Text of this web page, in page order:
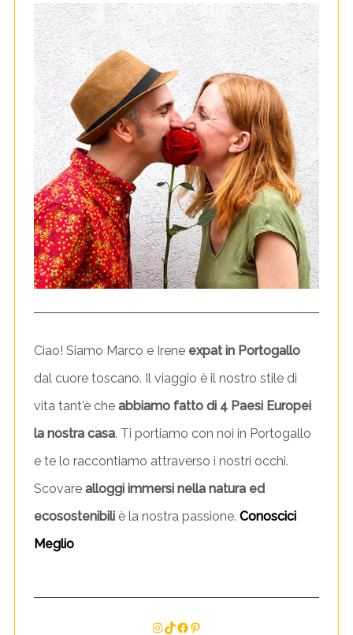
Ciao! Siamo Marco e Irene expat in Portogallo
dal cuore toscano. Il viaggio è il nostro stile di
vita tant'è che abbiamo fatto di 4 Paesi Europei
la nostra casa. Ti portiamo con noi in Portogallo
e te lo raccontiamo attraverso i nostri occhi.
Scovare alloggi immersi nella natura ed
ecosostenibiliè la nostra passione. Conoscici
Meglio
InstagramTikTok Facebook Pinterest